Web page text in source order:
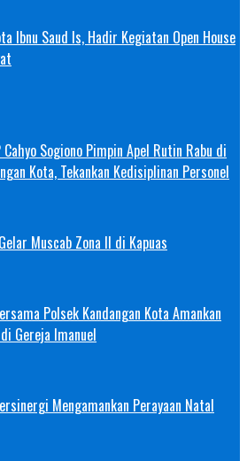
Ibnu Saud Is, Hadir Kegiatan Open House
Cahyo Sogiono Pimpin Apel Rutin Rabu di
Kota, Tekankan Kedisiplinan Personel
Muscab Zona II di Kapuas
Polsek Kandangan Kota Amankan
Gereja Imanuel
Mengamankan Perayaan Natal